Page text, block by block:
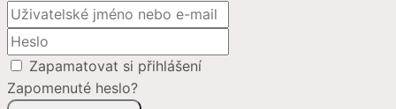
Zapamatovat si přihlášení
Zapomenuté heslo?